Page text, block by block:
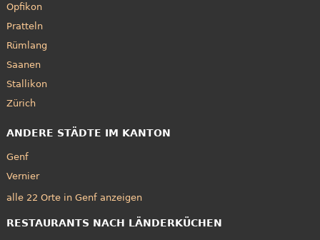
Opfikon
Pratteln
Rümlang
Saanen
Stallikon
Zürich
ANDERE STÄDTE IM KANTON
Genf
Vernier
alle 22 Orte in Genf anzeigen
RESTAURANTS NACH LÄNDERKÜCHEN